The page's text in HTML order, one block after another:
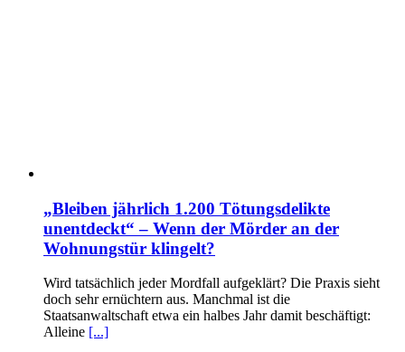
„Bleiben jährlich 1.200 Tötungsdelikte
unentdeckt“ – Wenn der Mörder an der
Wohnungstür klingelt?
Wird tatsächlich jeder Mordfall aufgeklärt? Die Praxis sieht
doch sehr ernüchtern aus. Manchmal ist die
Staatsanwaltschaft etwa ein halbes Jahr damit beschäftigt:
Alleine [...]